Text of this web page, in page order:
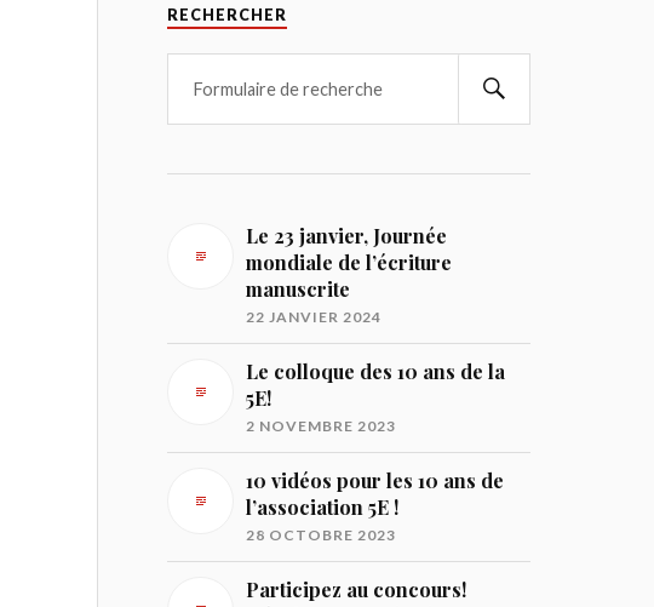
RECHERCHER
Le 23 janvier, Journée
mondiale de l’écriture
manuscrite
22 JANVIER 2024
Le colloque des 10 ans de la
5E!
2 NOVEMBRE 2023
10 vidéos pour les 10 ans de
l’association 5E !
28 OCTOBRE 2023
Participez au concours!